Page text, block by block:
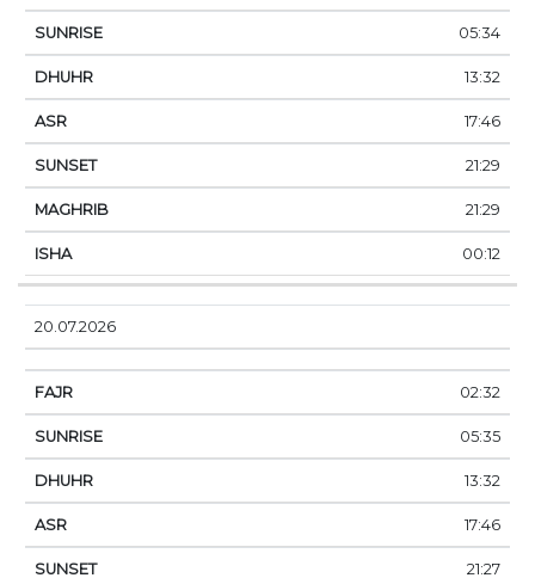
05:34
13:32
17:46
21:29
21:29
00:12
20.07.2026
02:32
05:35
13:32
17:46
21:27